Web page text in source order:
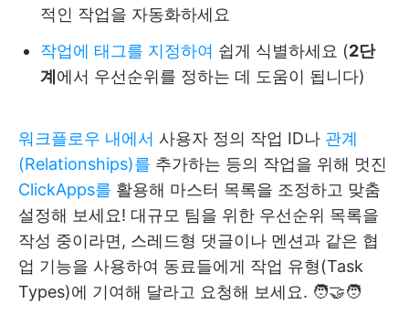
적인 작업을 자동화하세요
작업에 태그를 지정하여 쉽게 식별하세요 (2단
계 에서 우선순위를 정하는 데 도움이 됩니다)
워크플로우 내에서 사용자 정의 작업 ID나 관계
(Relationships)를 추가하는 등의 작업을 위해 멋진
ClickApps를 활용해 마스터 목록을 조정하고 맞춤
설정해 보세요! 대규모 팀을 위한 우선순위 목록을
작성 중이라면, 스레드형 댓글이나 멘션과 같은 협
업 기능을 사용하여 동료들에게 작업 유형(Task
Types)에 기여해 달라고 요청해 보세요. 🧑‍🤝‍🧑